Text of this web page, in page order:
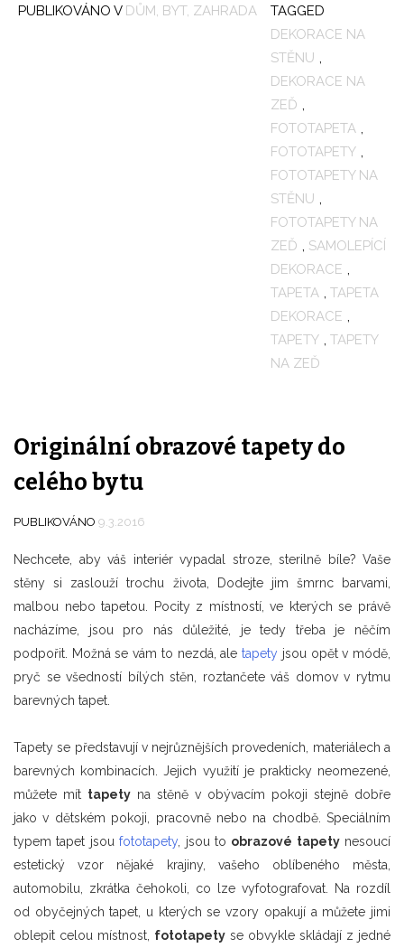
PUBLIKOVÁNO V DŮM, BYT, ZAHRADA
TAGGED
DEKORACE NA
STĚNU ,
DEKORACE NA
ZEĎ ,
FOTOTAPETA ,
FOTOTAPETY ,
FOTOTAPETY NA
STĚNU ,
FOTOTAPETY NA
ZEĎ , SAMOLEPÍCÍ
DEKORACE ,
TAPETA , TAPETA
DEKORACE ,
TAPETY , TAPETY
NA ZEĎ
Originální obrazové tapety do
celého bytu
PUBLIKOVÁNO 9.3.2016
Nechcete, aby váš interiér vypadal stroze, sterilně bíle? Vaše
stěny si zaslouží trochu života, Dodejte jim šmrnc barvami,
malbou nebo tapetou. Pocity z místností, ve kterých se právě
nacházíme, jsou pro nás důležité, je tedy třeba je něčím
podpořit. Možná se vám to nezdá, aletapety jsou opět v módě,
pryč se všedností bílých stěn, roztančete váš domov v rytmu
barevných tapet.
Tapety se představují v nejrůznějších provedeních, materiálech a
barevných kombinacích. Jejich využití je prakticky neomezené,
můžete mít tapety na stěně v obývacím pokoji stejně dobře
jako v dětském pokoji, pracovně nebo na chodbě. Speciálním
typem tapet jsoufototapety, jsou to obrazové tapetynesoucí
estetický vzor nějaké krajiny, vašeho oblíbeného města,
automobilu, zkrátka čehokoli, co lze vyfotografovat. Na rozdíl
od obyčejných tapet, u kterých se vzory opakují a můžete jimi
oblepit celou místnost, fototapety se obvykle skládají z jedné